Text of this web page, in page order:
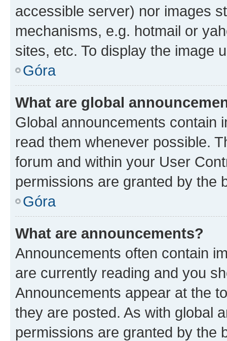
accessible server) nor images
mechanisms, e.g. hotmail or
sites, etc. To display the image
Góra
What are global
Global announcements contain
read them whenever possible.
forum and within your User
permissions are granted by the
Góra
What are announcements?
Announcements often contain
are currently reading and you
Announcements appear at the
they are posted. As with global
permissions are granted by the